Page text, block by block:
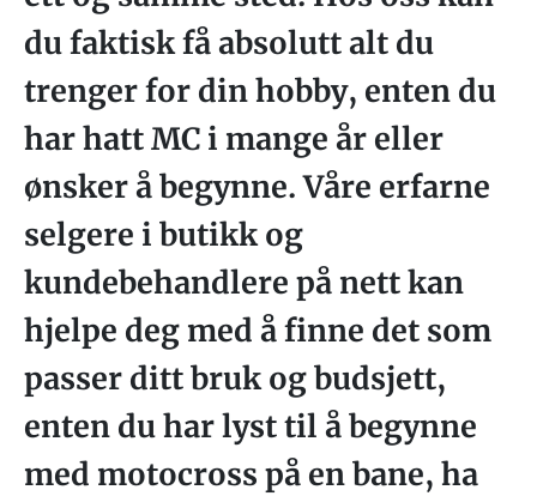
du faktisk få absolutt alt du
trenger for din hobby, enten du
har hatt MC i mange år eller
ønsker å begynne. Våre erfarne
selgere i butikk og
kundebehandlere på nett kan
hjelpe deg med å finne det som
passer ditt bruk og budsjett,
enten du har lyst til å begynne
med motocross på en bane, ha